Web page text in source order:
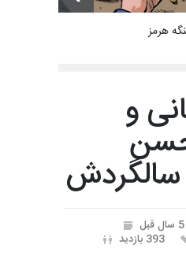
هرمز
و
سالگردش
5 سال قبل
393 بازدید